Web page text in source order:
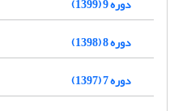
دوره 8 (1398)
دوره 7 (1397)